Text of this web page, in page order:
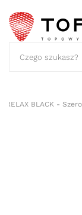
RELAX BLACK -